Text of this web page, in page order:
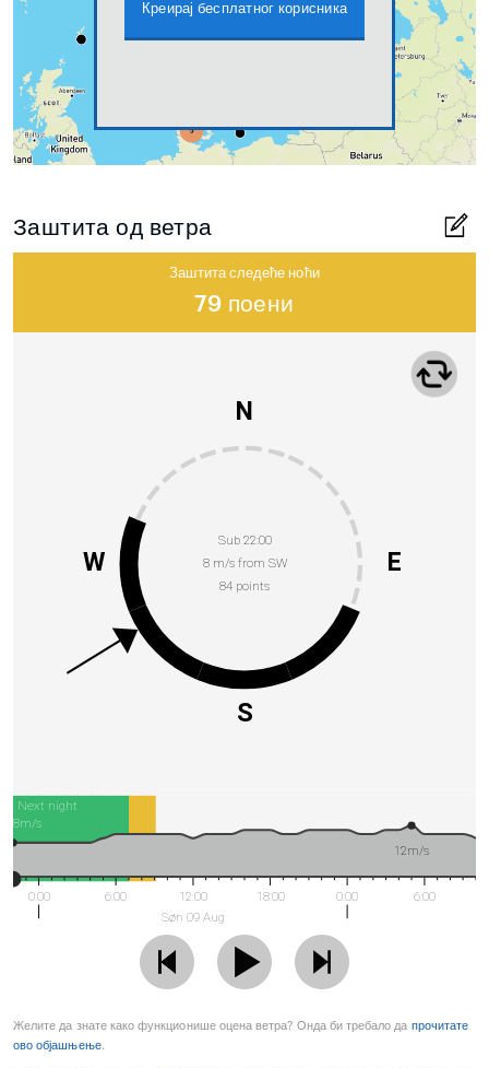
Креирај бесплатног корисника
Заштита од ветра
Заштита следеће ноћи
79 поени
Sub 22:00
8 m/s from SW
84 points
N
E
S
W
Next night
0:00 6:00
12:00
Søn 09 Aug
18:00 0:00 6:00
12m/s
8m/s
Желите да знате како функционише оцена ветра? Онда би требало да прочитате
ово објашњење.